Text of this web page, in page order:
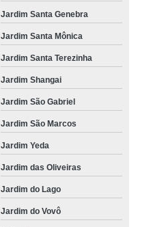
Jardim Santa Genebra
Jardim Santa Mônica
Jardim Santa Terezinha
Jardim Shangai
Jardim São Gabriel
Jardim São Marcos
Jardim Yeda
Jardim das Oliveiras
Jardim do Lago
Jardim do Vovô